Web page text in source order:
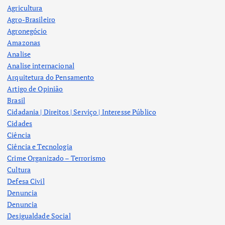
Agricultura
Agro-Brasileiro
Agronegócio
Amazonas
Analise
Analise internacional
Arquitetura do Pensamento
Artigo de Opinião
Brasil
Cidadania | Direitos | Serviço | Interesse Público
Cidades
Ciência
Ciência e Tecnologia
Crime Organizado – Terrorismo
Cultura
Defesa Civil
Denuncia
Denuncia
Desigualdade Social